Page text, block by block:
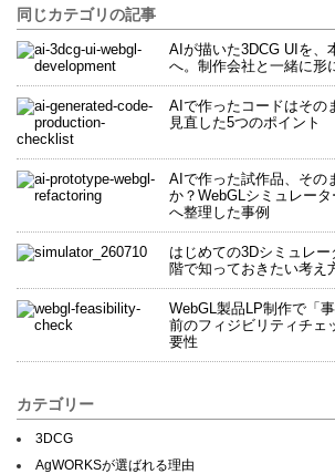
同じカテゴリの記事
AIが描いた3DCG UIを、
へ。制作会社と一緒に形
AIで作ったコードはその
見直した5つのポイント
AIで作った試作品、その
か？WebGLシミュレー
へ整理した事例
はじめての3Dシミュレ
階で知っておきたい考え
WebGL製品LP制作で「
前のフィジビリティチェ
要性
カテゴリー
3DCG
AgWORKSが選ばれる理由